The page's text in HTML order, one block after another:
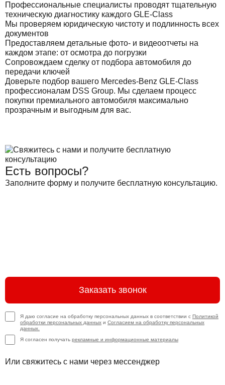
Профессиональные специалисты проводят тщательную
техническую диагностику каждого GLE-Class
Мы проверяем юридическую чистоту и подлинность всех
документов
Предоставляем детальные фото- и видеоотчеты на
каждом этапе: от осмотра до погрузки
Сопровождаем сделку от подбора автомобиля до
передачи ключей
Доверьте подбор вашего Mercedes-Benz GLE-Class
профессионалам DSS Group. Мы сделаем процесс
покупки премиального автомобиля максимально
прозрачным и выгодным для вас.
Есть вопросы?
Заполните форму и получите бесплатную консультацию.
Заказать звонок
Я даю согласие на обработку персональных данных в соответствии с Политикой
обработки персональных данных и Согласием на обработку персональных
данных.
Я согласен получать рекламные и информационные материалы
Или свяжитесь с нами через мессенджер